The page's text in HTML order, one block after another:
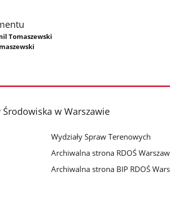
Tomaszewski
w Warszawie
Wydziały Spraw Terenowych
Archiwalna strona RDOŚ
Archiwalna strona BIP RDOŚ